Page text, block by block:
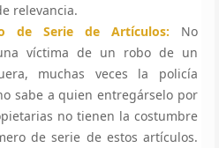
relevancia.
de Serie de Artículos: No
víctima de un robo de un
muchas veces la policía
sabe a quien entregárselo por
no tienen la costumbre
de serie de estos artículos.